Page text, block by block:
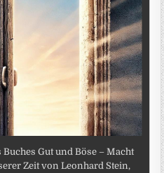
Gut und Böse – Macht
Zeit von Leonhard Stein,